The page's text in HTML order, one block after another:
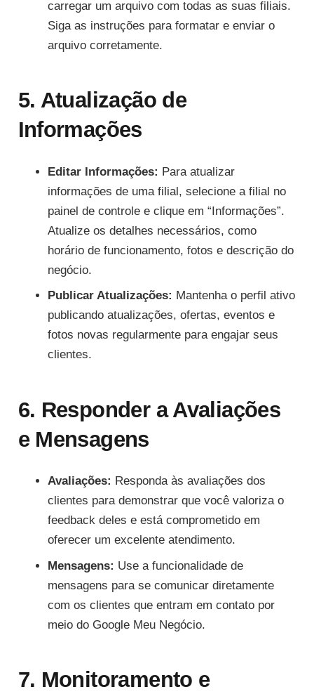
carregar um arquivo com todas as suas filiais.
Siga as instruções para formatar e enviar o
arquivo corretamente.
5. Atualização de
Informações
Editar Informações: Para atualizar
informações de uma filial, selecione a filial no
painel de controle e clique em “Informações”.
Atualize os detalhes necessários, como
horário de funcionamento, fotos e descrição do
negócio.
Publicar Atualizações: Mantenha o perfil ativo
publicando atualizações, ofertas, eventos e
fotos novas regularmente para engajar seus
clientes.
6. Responder a Avaliações
e Mensagens
Avaliações: Responda às avaliações dos
clientes para demonstrar que você valoriza o
feedback deles e está comprometido em
oferecer um excelente atendimento.
Mensagens: Use a funcionalidade de
mensagens para se comunicar diretamente
com os clientes que entram em contato por
meio do Google Meu Negócio.
7. Monitoramento e